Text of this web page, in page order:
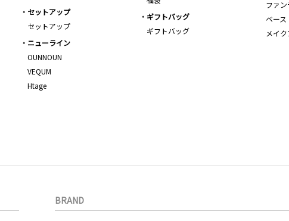
ファ
ベース
メイ
セットアップ
セットアップ
ギフトバッグ
ギフトバッグ
ニューライン
OUNNOUN
VEQUM
Htage
BRAND